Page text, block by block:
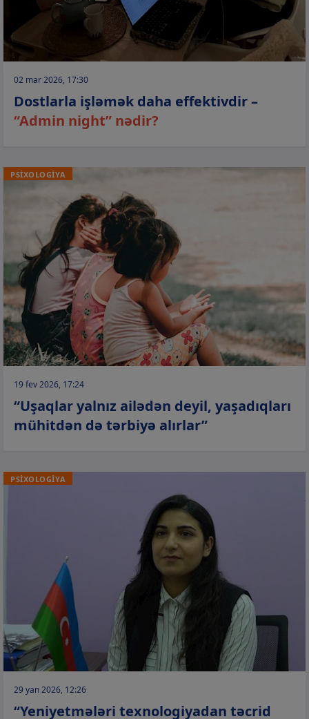
02 mar 2026, 17:30
Dostlarla işləmək daha effektivdir –
“Admin night” nədir?
PSİXOLOGİYA
19 fev 2026, 17:24
“Uşaqlar yalnız ailədən deyil, yaşadıqları
mühitdən də tərbiyə alırlar”
PSİXOLOGİYA
29 yan 2026, 12:26
“Yeniyetmələri texnologiyadan təcrid